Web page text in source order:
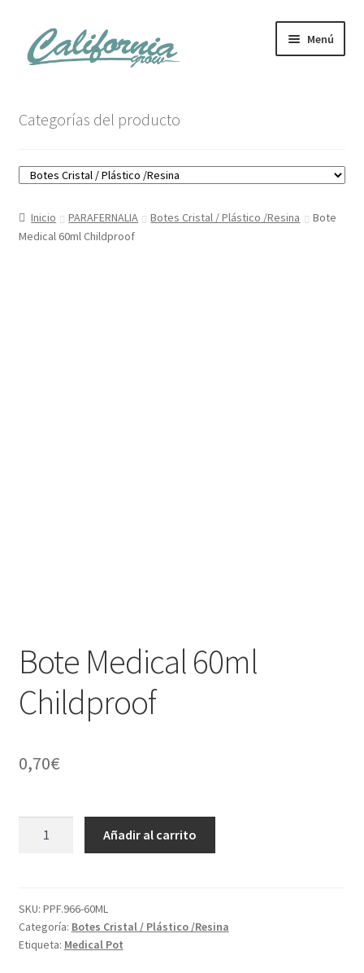
al
contenido
Menú
Carrito
Mi cuenta
Categorías del producto
Inicio PARAFERNALIA Botes Cristal / Plástico /Resina
Bote
Medical 60ml Childproof
Bote Medical 60ml
Childproof
0,70€
cantidad
Añadir al carrito
SKU: PPF.966-60ML
Categoría: Botes Cristal / Plástico /Resina
Etiqueta: Medical Pot